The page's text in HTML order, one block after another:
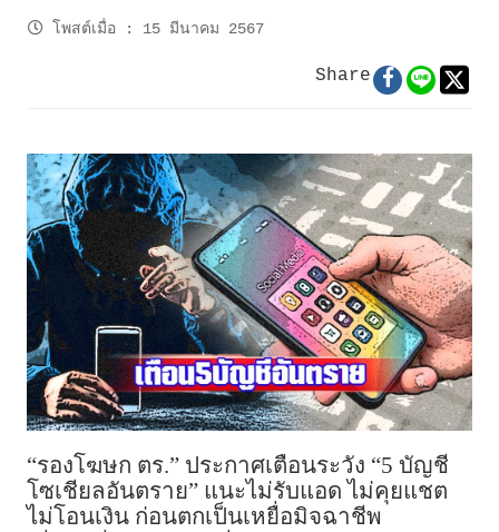
โพสต์เมื่อ : 15 มีนาคม 2567
Share
“รองโฆษก ตร.” ประกาศเตือนระวัง “5 บัญชี
โซเชียลอันตราย” แนะไม่รับแอด ไม่คุยแชต
ไม่โอนเงิน ก่อนตกเป็นเหยื่อมิจฉาชีพ